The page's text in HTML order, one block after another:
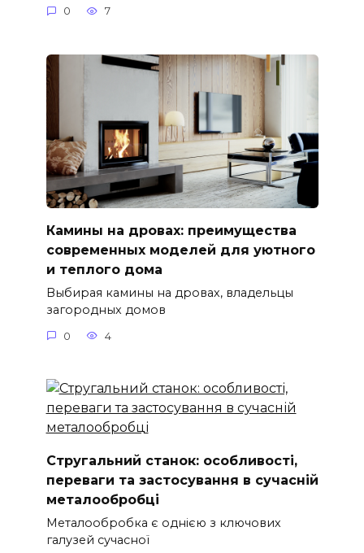
0 7
Камины на дровах: преимущества
современных моделей для уютного
и теплого дома
Выбирая камины на дровах, владельцы
загородных домов
0 4
Стругальний станок: особливості,
переваги та застосування в сучасній
металообробці
Металообробка є однією з ключових
галузей сучасної